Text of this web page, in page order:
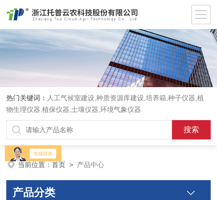
热门关键词： 人工气候室建设,种质资源库建设,培养箱,种子仪器,植
物生理仪器,植保仪器,土壤仪器,环境气象仪器
当前位置：首页 > 产品中心
产品分类